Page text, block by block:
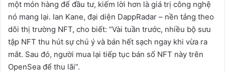
một món hàng để đầu tư, kiếm lời hơn là giá trị công nghệ
nó mang lại. Ian Kane, đại diện DappRadar – nền tảng theo
dõi thị trường NFT, cho biết: “Vài tuần trước, nhiều bộ sưu
tập NFT thu hút sự chú ý và bán hết sạch ngay khi vừa ra
mắt. Sau đó, người mua lại tiếp tục bán số NFT này trên
OpenSea để thu lãi”.